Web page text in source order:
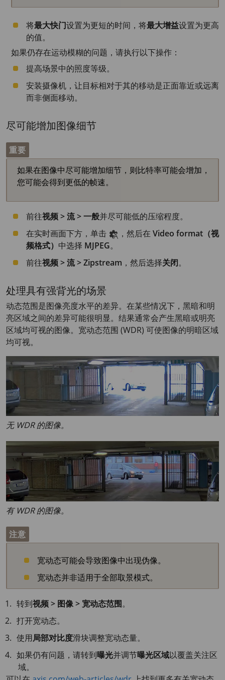
将最大快门设置为更短的时间，将最大增益设置为更高
的值。
如果仍存在运动模糊的问题，请执行以下操作：
提高场景中的照度等级。
安装摄像机，让目标相对于其的移动是正面靠近或远离
而非侧面移动。
尽可能增加图像细节
重要
如果在图像中尽可能增加细节，则比特率可能会增加，
您可能会得到更低的帧速。
前往视频 > 流 > 一般并尽可能低的压缩程度。
在实时画面下方，单击
，然后在 Video format（视
频格式） 中选择 MJPEG。
前往视频 > 流 > Zipstream ，然后选择关闭。
处理具有强背光的场景
动态范围是图像亮度水平的差异。在某些情况下，黑暗和明
亮区域之间的差异可能很明显。结果通常会产生黑暗或明亮
区域均可视的图像。宽动态范围 (WDR) 可使图像的明暗区域
均可视。
无 WDR 的图像。
有 WDR 的图像。
注意
宽动态可能会导致图像中出现伪像。
宽动态并非适用于全部取景模式。
转到视频 > 图像 > 宽动态范围。
打开宽动态。
使用局部对比度滑块调整宽动态量。
如果仍有问题，请转到曝光并调节曝光区域以覆盖关注区
域。